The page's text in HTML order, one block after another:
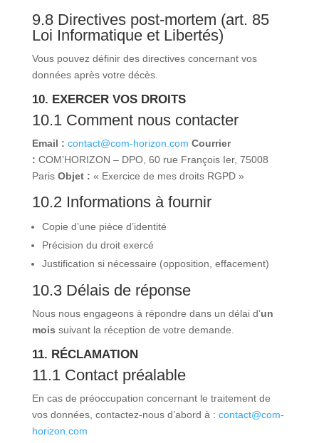
9.8 Directives post-mortem (art. 85
Loi Informatique et Libertés)
Vous pouvez définir des directives concernant vos
données après votre décès.
10. EXERCER VOS DROITS
10.1 Comment nous contacter
Email : contact@com-horizon.com Courrier
: COM’HORIZON – DPO, 60 rue François Ier, 75008
Paris Objet : « Exercice de mes droits RGPD »
10.2 Informations à fournir
Copie d’une pièce d’identité
Précision du droit exercé
Justification si nécessaire (opposition, effacement)
10.3 Délais de réponse
Nous nous engageons à répondre dans un délai d’un
mois suivant la réception de votre demande.
11. RÉCLAMATION
11.1 Contact préalable
En cas de préoccupation concernant le traitement de
vos données, contactez-nous d’abord à : contact@com-
horizon.com